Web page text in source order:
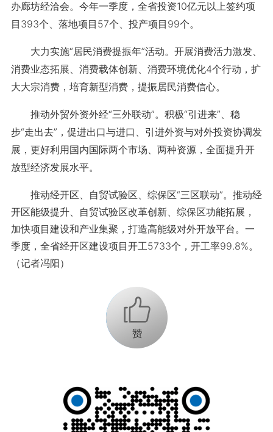
办廊坊经洽会。今年一季度，全省投资10亿元以上签约项
目393个、落地项目57个、投产项目99个。
大力实施“居民消费提振年”活动。开展消费活力激发、
消费业态拓展、消费载体创新、消费环境优化4个行动，扩
大大宗消费，培育新型消费，提振居民消费信心。
推动外贸外资外经“三外联动”。积极“引进来”、稳
步“走出去”，促进出口与进口、引进外资与对外投资协调发
展，更好利用国内国际两个市场、两种资源，全面提升开
放型经济发展水平。
推动经开区、自贸试验区、综保区“三区联动”。推动经
开区能级提升、自贸试验区改革创新、综保区功能拓展，
加快项目建设和产业集聚，打造高能级对外开放平台。一
季度，全省经开区建设项目开工5733个，开工率99.8%。
（记者冯阳）
+1